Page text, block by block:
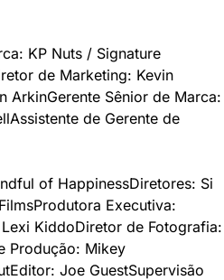
KP Nuts / Signature
de Marketing: Kevin
ArkinGerente Sênior de Marca:
Assistente de Gerente de
of HappinessDiretores: Si
Produtora Executiva:
KiddoDiretor de Fotografia:
Produção: Mikey
Editor: Joe GuestSupervisão